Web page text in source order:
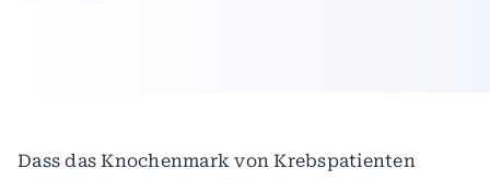
Dass das Knochenmark von Krebspatienten